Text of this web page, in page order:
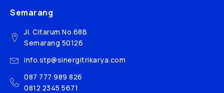
Semarang
Jl. Citarum No.68B
Semarang 50126
info.stp@sinergitrikarya.com
087 777 989 826
0812 2345 5671